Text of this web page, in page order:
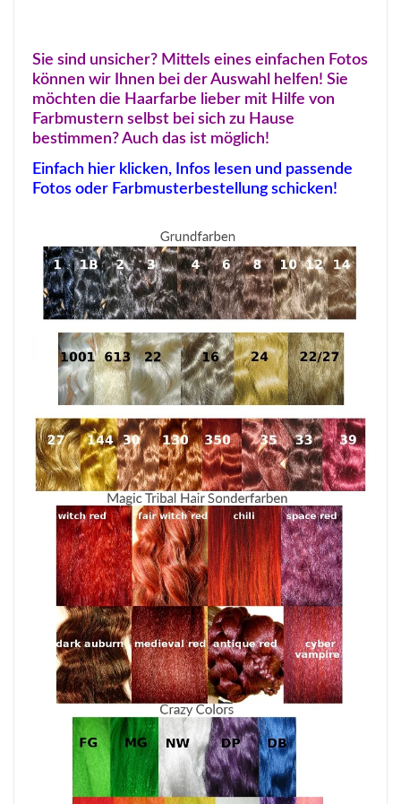
Sie sind unsicher? Mittels eines einfachen Fotos
können wir Ihnen bei der Auswahl helfen! Sie
möchten die Haarfarbe lieber mit Hilfe von
Farbmustern selbst bei sich zu Hause
bestimmen? Auch das ist möglich!
Einfach hier klicken, Infos lesen und passende
Fotos oder Farbmusterbestellung schicken!